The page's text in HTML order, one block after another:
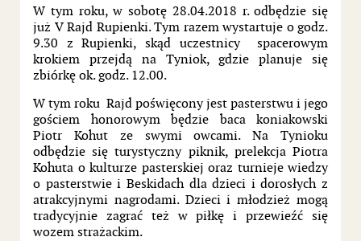
W tym roku, w sobotę 28.04.2018 r. odbędzie się
już V Rajd Rupienki. Tym razem wystartuje o godz.
9.30 z Rupienki, skąd uczestnicy spacerowym
krokiem przejdą na Tyniok, gdzie planuje się
zbiórkę ok. godz. 12.00.
W tym roku Rajd poświęcony jest pasterstwu i jego
gościem honorowym będzie baca koniakowski
Piotr Kohut ze swymi owcami. Na Tynioku
odbędzie się turystyczny piknik, prelekcja Piotra
Kohuta o kulturze pasterskiej oraz turnieje wiedzy
o pasterstwie i Beskidach dla dzieci i dorosłych z
atrakcyjnymi nagrodami. Dzieci i młodzież mogą
tradycyjnie zagrać też w piłkę i przewieźć się
wozem strażackim.